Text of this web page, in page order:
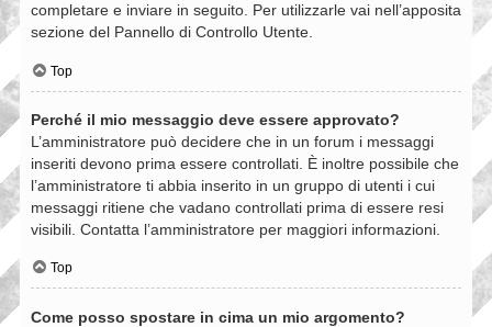
completare e inviare in seguito. Per utilizzarle vai nell’apposita
sezione del Pannello di Controllo Utente.
Top
Perché il mio messaggio deve essere approvato?
L’amministratore può decidere che in un forum i messaggi
inseriti devono prima essere controllati. È inoltre possibile che
l’amministratore ti abbia inserito in un gruppo di utenti i cui
messaggi ritiene che vadano controllati prima di essere resi
visibili. Contatta l’amministratore per maggiori informazioni.
Top
Come posso spostare in cima un mio argomento?